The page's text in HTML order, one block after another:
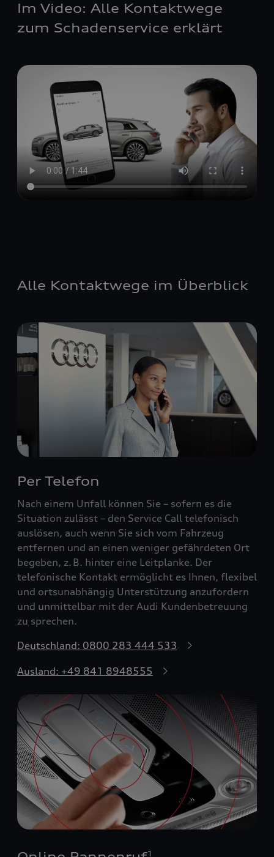
Im Video: Alle Kontaktwege
zum Schadenservice erklärt
Alle Kontaktwege im Überblick
Per Telefon
Nach einem Unfall können Sie – sofern es die
Situation zulässt – den Service Call telefonisch
auslösen, auch wenn Sie sich vom Fahrzeug
entfernen und an einen weniger gefährdeten Ort
begeben, z. B. hinter eine Leitplanke. Der
telefonische Kontakt ermöglicht es Ihnen, flexibel
und ortsunabhängig Unterstützung anzufordern
und unmittelbar mit der Audi Kundenbetreuung
zu sprechen.
Deutschland: 0800 283 444 533
Ausland: +49 841 8948555
1